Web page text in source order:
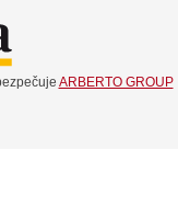
ARBERTO GROUP